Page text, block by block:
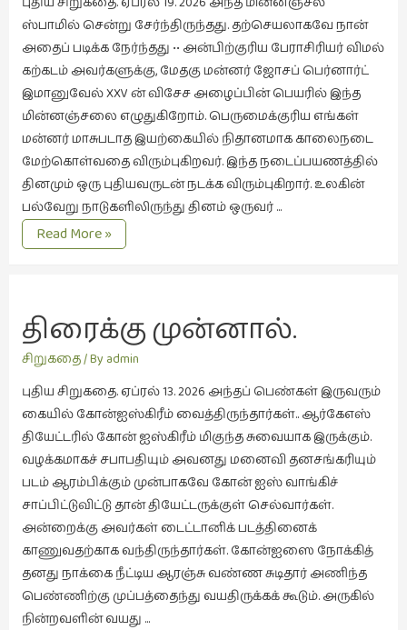
இசை
(23)
இணையதளம்
(23)
இந்திய
இலக்கியம்
இயற்கை
இன்னொரு
கவிதை
உலக
இலக்கியப்
பேருரைகள்
ஊடகம்
எனக்குப்
பிடித்த
கதைகள்
(39)
ஸ்பாமில் சென்று சேர்ந்திருந்தது. தற்செயலாகவே நான்
அதைப் படிக்க நேர்ந்தது •• அன்பிற்குரிய பேராசிரியர் விமல்
கற்கடம் அவர்களுக்கு, மேதகு மன்னர் ஜோசப் பெர்னார்ட்
இமானுவேல் XXV ன் விசேச அழைப்பின் பெயரில் இந்த
மின்னஞ்சலை எழுதுகிறோம். பெருமைக்குரிய எங்கள்
மன்னர் மாசுபடாத இயற்கையில் நிதானமாக காலைநடை
மேற்கொள்வதை விரும்புகிறவர். இந்த நடைப்பயணத்தில்
தினமும் ஒரு புதியவருடன் நடக்க விரும்புகிறார். உலகின்
பல்வேறு நாடுகளிலிருந்து தினம் ஒருவர் …
நடைத்துணை
Read More »
திரைக்கு முன்னால்.
சிறுகதை/ By admin
புதிய சிறுகதை. ஏப்ரல் 13. 2026 அந்தப் பெண்கள் இருவரும்
கையில் கோன்ஐஸ்கிரீம் வைத்திருந்தார்கள்.. ஆர்கேஎஸ்
தியேட்டரில் கோன் ஐஸ்கிரீம் மிகுந்த சுவையாக இருக்கும்.
வழக்கமாகச் சபாபதியும் அவனது மனைவி தனசங்கரியும்
படம் ஆரம்பிக்கும் முன்பாகவே கோன் ஐஸ் வாங்கிச்
சாப்பிட்டுவிட்டு தான் தியேட்டருக்குள் செல்வார்கள்.
அன்றைக்கு அவர்கள் டைட்டானிக் படத்தினைக்
காணுவதற்காக வந்திருந்தார்கள். கோன்ஐஸை நோக்கித்
தனது நாக்கை நீட்டிய ஆரஞ்சு வண்ண சுடிதார் அணிந்த
பெண்ணிற்கு முப்பத்தைந்து வயதிருக்கக் கூடும். அருகில்
நின்றவளின் வயது …